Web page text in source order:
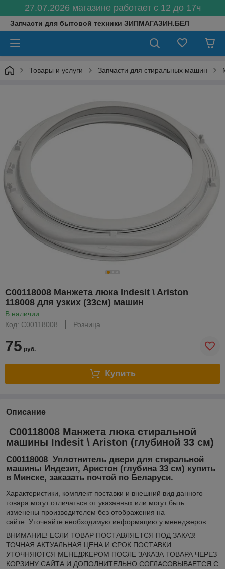
27.07.2026 магазине работает с 12 до 17ч
Запчасти для бытовой техники ЗИПМАГАЗИН.БЕЛ
Товары и услуги Запчасти для стиральных машин
C00118008 Манжета люка Indesit \ Ariston
118008 для узких (33см) машин
В наличии
Код: C00118008
Розница
75 руб.
Купить
Описание
C00118008 Манжета люка стиральной
машины Indesit \ Ariston (глубиной 33 см)
C00118008 Уплотнитель двери для стиральной
машины Индезит, Аристон (глубина 33 см) купить
в Минске, заказать почтой по Беларуси.
Xарактеристики, комплект поставки и внешний вид данного
товара могут отличаться от указанных или могут быть
изменены производителем без отображения на
сайте. Уточняйте необходимую информацию у менеджеров.
ВНИМАНИЕ! ЕСЛИ ТОВАР ПОСТАВЛЯЕТСЯ ПОД ЗАКАЗ!
ТОЧНАЯ АКТУАЛЬНАЯ ЦЕНА И СРОК ПОСТАВКИ
УТОЧНЯЮТСЯ МЕНЕДЖЕРОМ ПОСЛЕ ЗАКАЗА ТОВАРА ЧЕРЕЗ
КОРЗИНУ САЙТА И ДОПОЛНИТЕЛЬНО СОГЛАСОВЫВАЕТСЯ С